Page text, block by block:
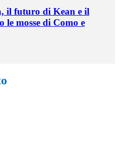
il futuro di Kean e il
le mosse di Como e